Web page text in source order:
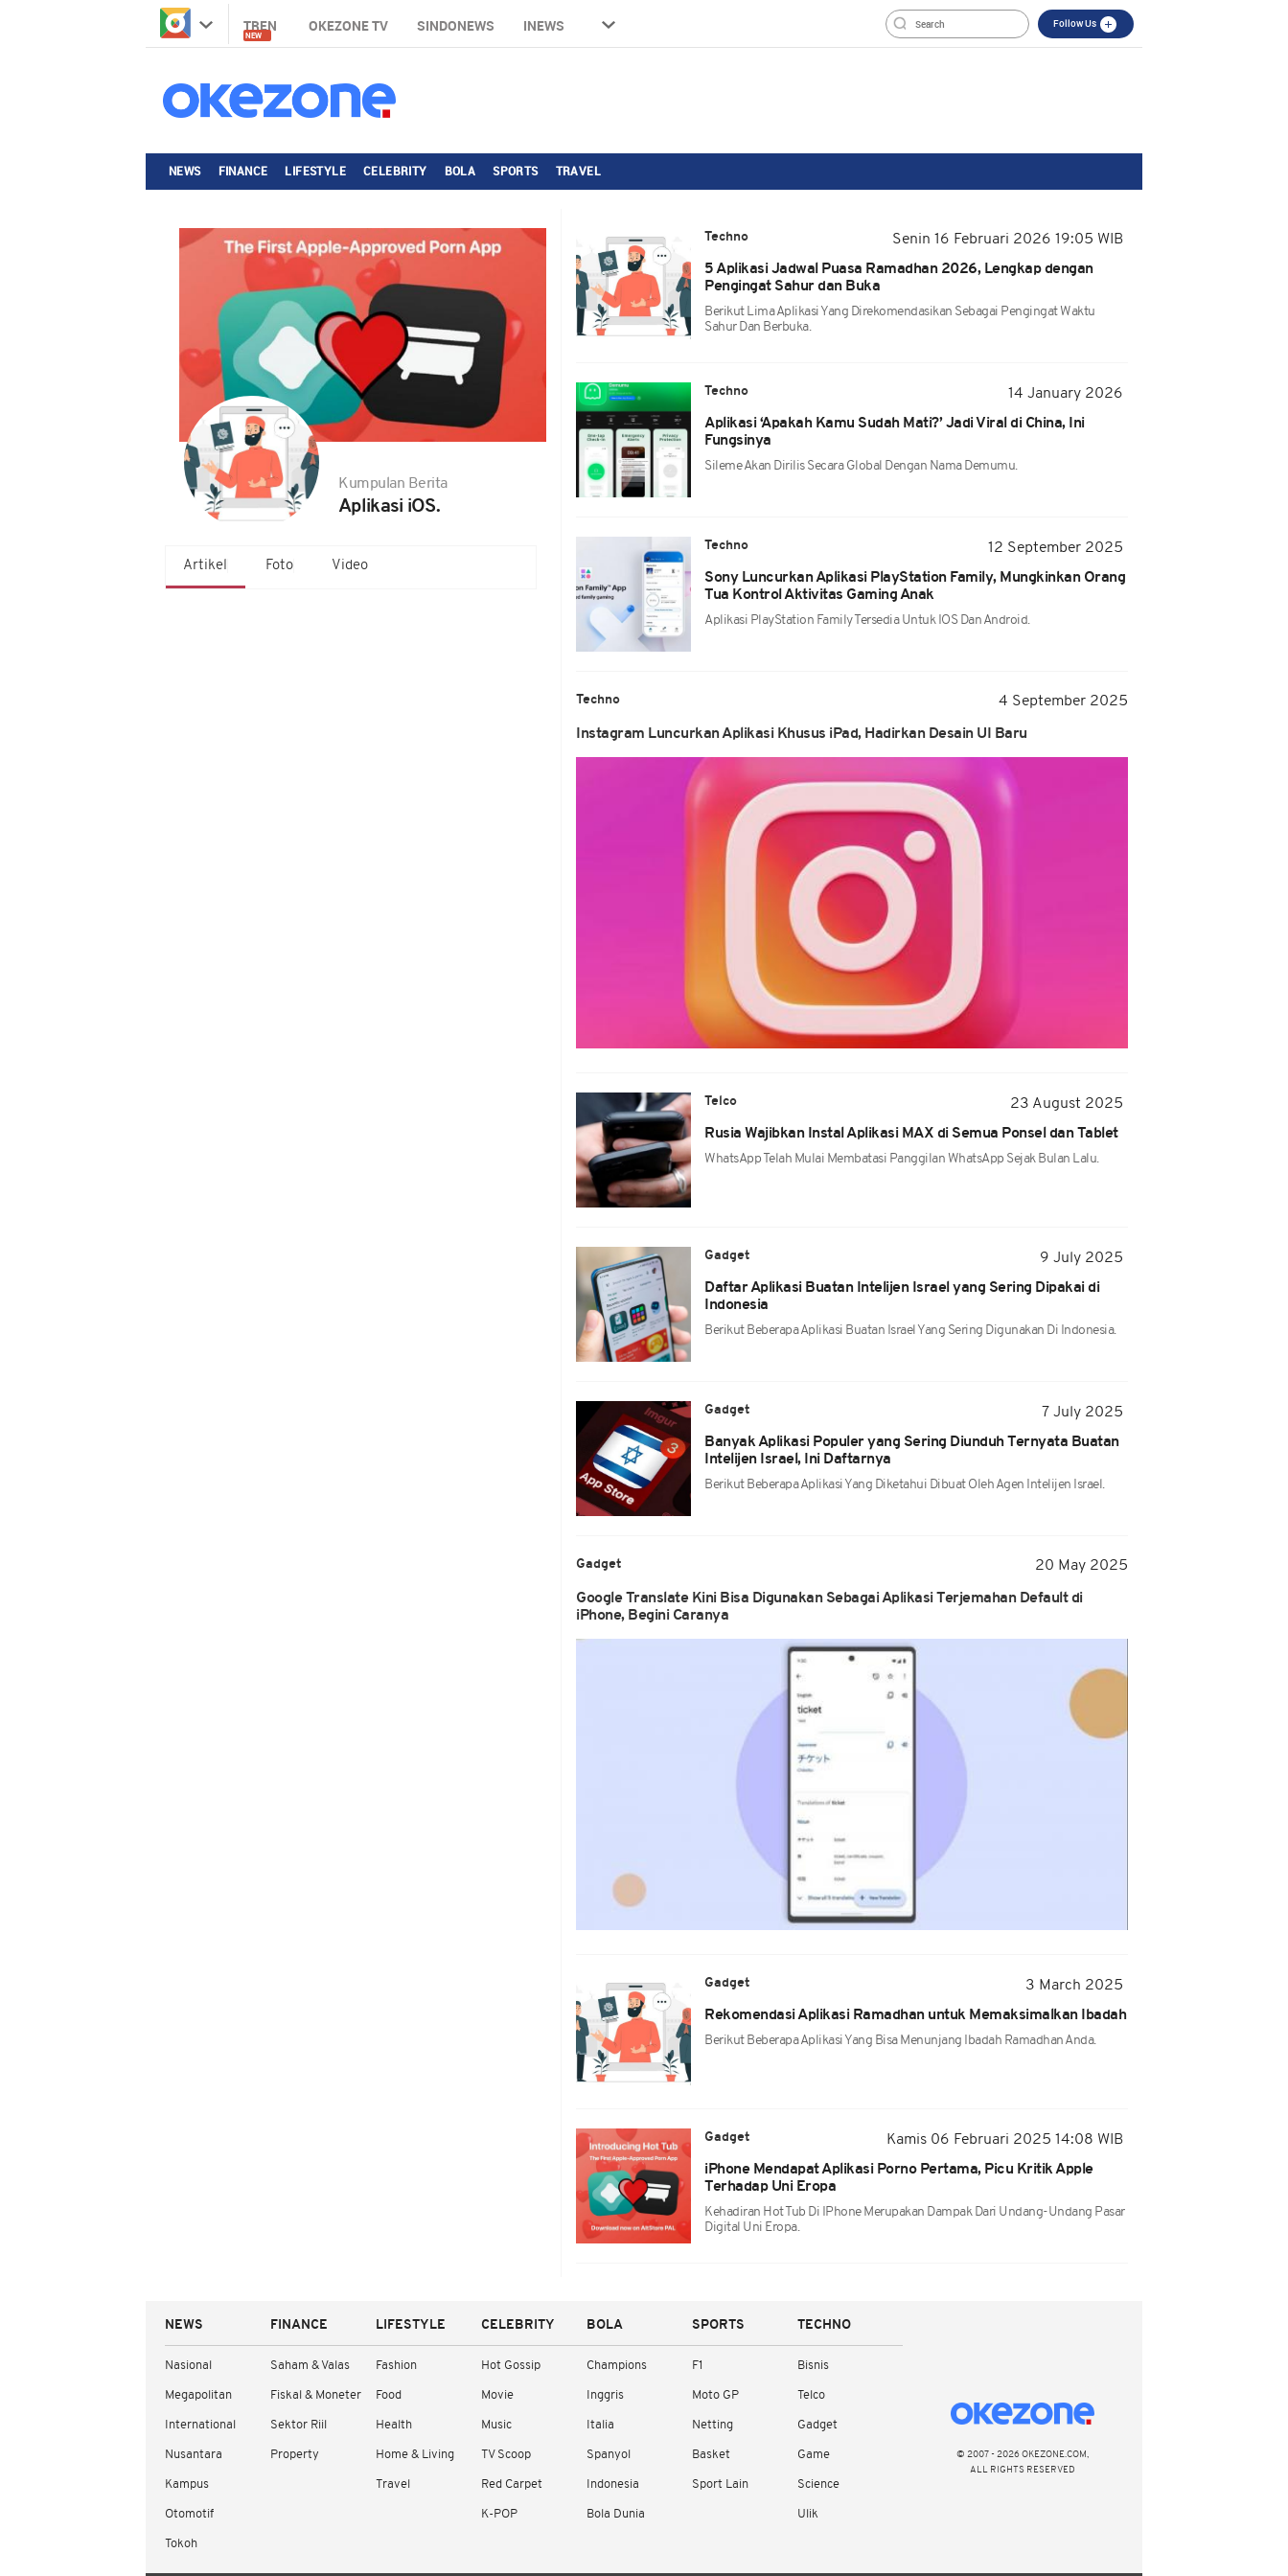
TREN
NEW
OKEZONE TV SINDONEWS INEWS Follow Us
NEWS FINANCE LIFESTYLE CELEBRITY BOLA SPORTS TRAVEL
Kumpulan Berita
Aplikasi iOS.
Artikel Foto Video
Techno
Senin 16 Februari 2026 19:05 WIB
5 Aplikasi Jadwal Puasa Ramadhan 2026, Lengkap dengan
Pengingat Sahur dan Buka
Berikut Lima Aplikasi Yang Direkomendasikan Sebagai Pengingat Waktu
Sahur Dan Berbuka.
Techno
14 January 2026
Aplikasi ‘Apakah Kamu Sudah Mati?’ Jadi Viral di China, Ini
Fungsinya
Sileme Akan Dirilis Secara Global Dengan Nama Demumu.
Techno
12 September 2025
Sony Luncurkan Aplikasi PlayStation Family, Mungkinkan Orang
Tua Kontrol Aktivitas Gaming Anak
Aplikasi PlayStation Family Tersedia Untuk IOS Dan Android.
Techno 4 September 2025
Instagram Luncurkan Aplikasi Khusus iPad, Hadirkan Desain UI Baru
Telco
23 August 2025
Rusia Wajibkan Instal Aplikasi MAX di Semua Ponsel dan Tablet
WhatsApp Telah Mulai Membatasi Panggilan WhatsApp Sejak Bulan Lalu.
Gadget
9 July 2025
Daftar Aplikasi Buatan Intelijen Israel yang Sering Dipakai di
Indonesia
Berikut Beberapa Aplikasi Buatan Israel Yang Sering Digunakan Di Indonesia.
Gadget
7 July 2025
Banyak Aplikasi Populer yang Sering Diunduh Ternyata Buatan
Intelijen Israel, Ini Daftarnya
Berikut Beberapa Aplikasi Yang Diketahui Dibuat Oleh Agen Intelijen Israel.
Gadget 20 May 2025
Google Translate Kini Bisa Digunakan Sebagai Aplikasi Terjemahan Default di
iPhone, Begini Caranya
Gadget
3 March 2025
Rekomendasi Aplikasi Ramadhan untuk Memaksimalkan Ibadah
Berikut Beberapa Aplikasi Yang Bisa Menunjang Ibadah Ramadhan Anda.
Gadget
Kamis 06 Februari 2025 14:08 WIB
iPhone Mendapat Aplikasi Porno Pertama, Picu Kritik Apple
Terhadap Uni Eropa
Kehadiran Hot Tub Di IPhone Merupakan Dampak Dari Undang-Undang Pasar
Digital Uni Eropa.
NEWS
Nasional
Megapolitan
International
Nusantara
Kampus
Otomotif
Tokoh
FINANCE
Saham & Valas
Fiskal & Moneter
Sektor Riil
Property
LIFESTYLE
Fashion
Food
Health
Home & Living
Travel
CELEBRITY
Hot Gossip
Movie
Music
TV Scoop
Red Carpet
K-POP
BOLA
Champions
Inggris
Italia
Spanyol
Indonesia
Bola Dunia
SPORTS
F1
Moto GP
Netting
Basket
Sport Lain
TECHNO
Bisnis
Telco
Gadget
Game
Science
Ulik
© 2007 - 2026 OKEZONE.COM,
ALL RIGHTS RESERVED